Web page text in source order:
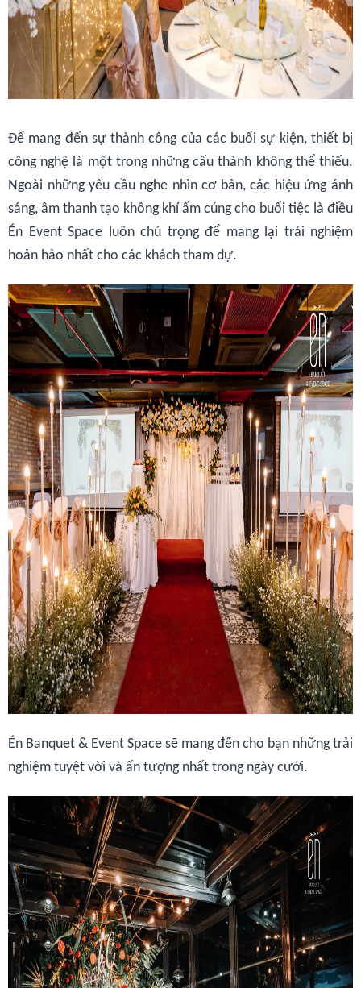
Để mang đến sự thành công của các buổi sự kiện, thiết bị
công nghệ là một trong những cấu thành không thể thiếu.
Ngoài những yêu cầu nghe nhìn cơ bản, các hiệu ứng ánh
sáng, âm thanh tạo không khí ấm cúng cho buổi tiệc là điều
Én Event Space luôn chú trọng để mang lại trải nghiệm
hoản hảo nhất cho các khách tham dự.
Én Banquet & Event Space sẽ mang đến cho bạn những trải
nghiệm tuyệt vời và ấn tượng nhất trong ngày cưới.